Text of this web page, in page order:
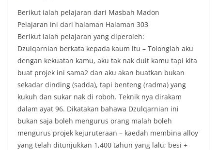
Berikut ialah pelajaran dari Masbah Madon
Pelajaran ini dari halaman Halaman 303
Berikut ialah pelajaran yang diperoleh:
Dzulqarnian berkata kepada kaum itu – Tolonglah aku
dengan kekuatan kamu, aku tak nak duit kamu tapi kita
buat projek ini sama2 dan aku akan buatkan bukan
sekadar dinding (sadda), tapi benteng (radma) yang
kukuh dan sukar nak di roboh. Teknik nya dirakam
dalam ayat 96. Dikatakan bahawa Dzulqarnian ini
bukan saja boleh mengurus orang malah boleh
mengurus projek kejuruteraan – kaedah membina alloy
yang telah ditunjukkan 1,400 tahun yang lalu; besi +